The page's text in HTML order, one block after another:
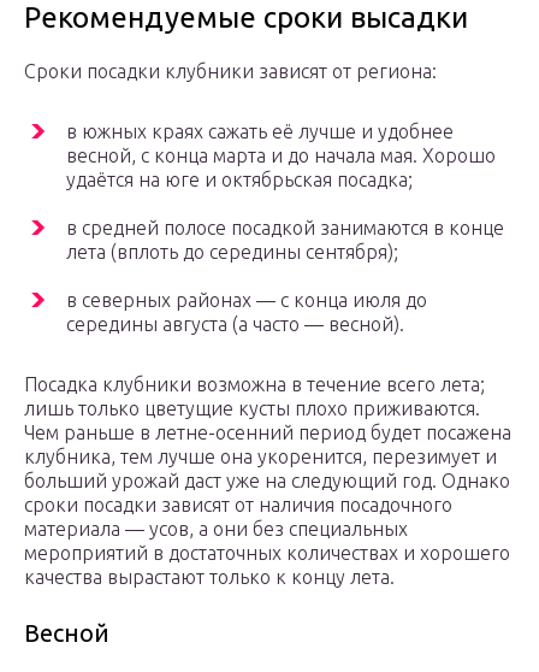
Рекомендуемые сроки высадки
Сроки посадки клубники зависят от региона:
в южных краях сажать её лучше и удобнее
весной, с конца марта и до начала мая. Хорошо
удаётся на юге и октябрьская посадка;
в средней полосе посадкой занимаются в конце
лета (вплоть до середины сентября);
в северных районах — с конца июля до
середины августа (а часто — весной).
Посадка клубники возможна в течение всего лета;
лишь только цветущие кусты плохо приживаются.
Чем раньше в летне-осенний период будет посажена
клубника, тем лучше она укоренится, перезимует и
больший урожай даст уже на следующий год. Однако
сроки посадки зависят от наличия посадочного
материала — усов, а они без специальных
мероприятий в достаточных количествах и хорошего
качества вырастают только к концу лета.
Весной